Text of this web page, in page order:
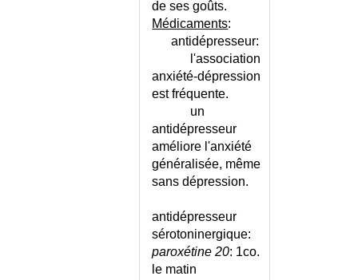
CARDIOLOGIE - LISTE
CARENCE MARTIALE
CARENCE MARTIALE - CYCLE
CARYOTYPE ANORMAL
CATASTROPHE (MÉDECINE DE)
de ses goûts.
Médicaments:
antidépresseur:
l'association
anxiété-dépression
est fréquente.
un
antidépresseur
améliore l'anxiété
généralisée, même
sans dépression.
antidépresseur
sérotoninergique:
paroxétine 20: 1co.
le matin